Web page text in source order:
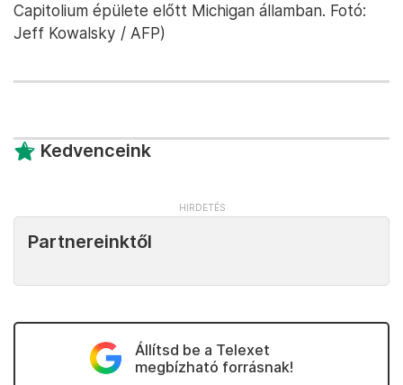
Capitolium épülete előtt Michigan államban. Fotó:
Jeff Kowalsky / AFP)
Kedvenceink
Partnereinktől
Állítsd be a Telexet
megbízható forrásnak!